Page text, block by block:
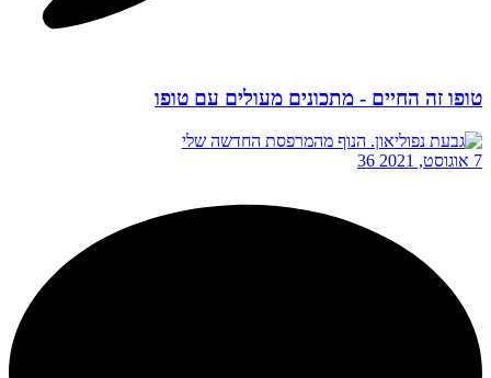
טופו זה החיים - מתכונים מעולים עם טופו
7 אוגוסט, 2021 36